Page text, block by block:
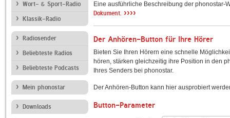
Wort- & Sport-Radio
Klassik-Radio
Radiosender
Beliebteste Radios
Beliebteste Podcasts
Mein phonostar
Downloads
Eine ausführliche Beschreibung der
Dokument. ››››
Der Anhören-Button für Ihre Hörer
Bieten Sie Ihren Hörern eine schnelle
hören, stärken gleichzeitig ihre Position in den
Ihres Senders bei phonostar.
Der Anhören-Button kann hier ausprobiert
Button-Parameter